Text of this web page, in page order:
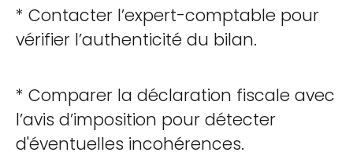
* Contacter l’expert-comptable pour
vérifier l’authenticité du bilan.
* Comparer la déclaration fiscale avec
l’avis d’imposition pour détecter
d'éventuelles incohérences.